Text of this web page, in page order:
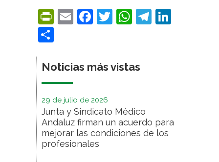
PrintFriendly
EmailFacebook
Twitter
WhatsApp
Noticias más vistas
29 de julio de 2026
Junta y Sindicato Médico
Andaluz firman un acuerdo para
mejorar las condiciones de los
profesionales